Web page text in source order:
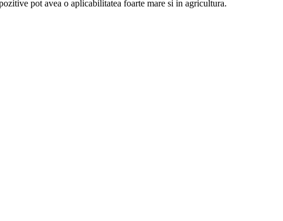
pot avea o aplicabilitatea foarte mare si in agricultura.